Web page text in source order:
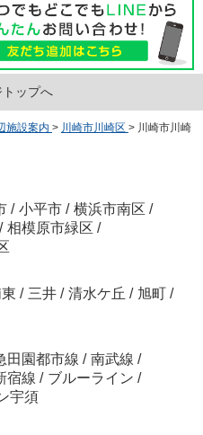
ップへ
施設案内 > 川崎市川崎区 > 川崎市川崎
/ 小平市 / 横浜市南区 /
/ 相模原市緑区 /
/ 三井 / 清水ケ丘 / 旭町 /
田園都市線 / 南武線 /
宿線 / ブルーライン /
宇須